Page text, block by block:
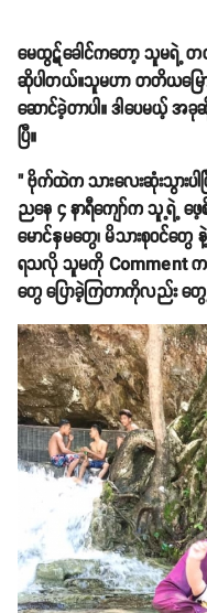
မေထွဋ်ခေါင်ကတော့ သူမရဲ့ တ
ဆိုပါတယ်။သူမဟာ တတိယမြေ
ဆောင်ခဲ့တာပါ။ ဒါပေမယ့် အ
ပြီ။
" ဗိုက်ထဲက သားလေးဆုံးသွားပါ
ညနေ ၄ နာရီကျော်က သူ့ရဲ့ ဖ
မောင်နှမတွေ၊ မိသားစုဝင်တွ
ရသလို သူမကို Comment ကန
တွေ ပြောခဲ့ကြတာကိုလည်း တွ